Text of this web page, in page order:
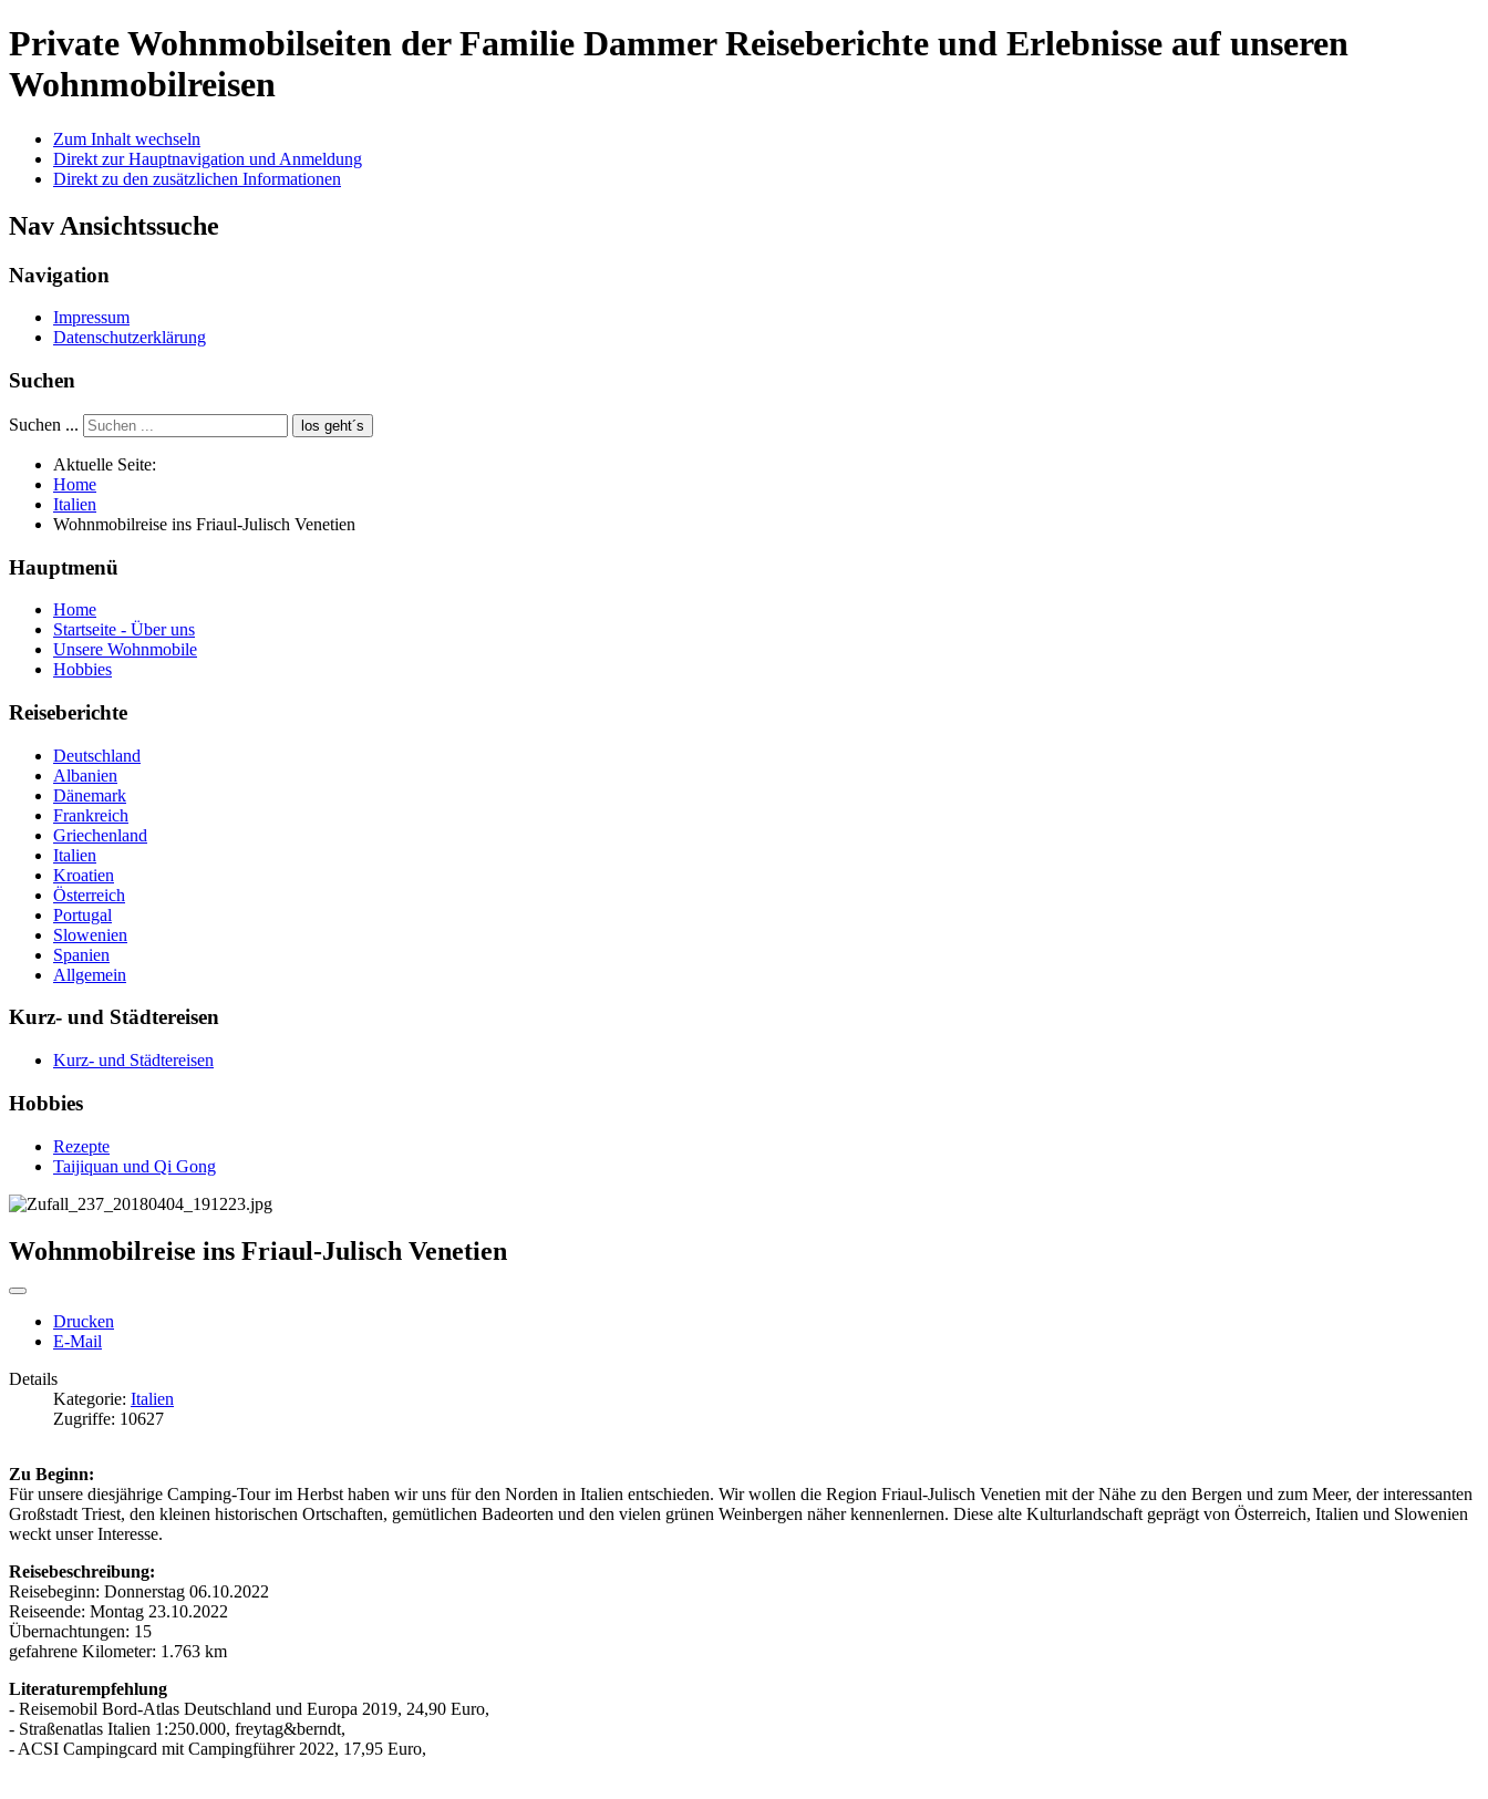
Private Wohnmobilseiten der Familie DammerReiseberichte und Erlebnisse auf unseren
Wohnmobilreisen
Zum Inhalt wechseln
Direkt zur Hauptnavigation und Anmeldung
Direkt zu den zusätzlichen Informationen
Nav Ansichtssuche
Navigation
Impressum
Datenschutzerklärung
Suchen
Suchen ... los geht´s
Aktuelle Seite:
Home
Italien
Wohnmobilreise ins Friaul-Julisch Venetien
Hauptmenü
Home
Startseite - Über uns
Unsere Wohnmobile
Hobbies
Reiseberichte
Deutschland
Albanien
Dänemark
Frankreich
Griechenland
Italien
Kroatien
Österreich
Portugal
Slowenien
Spanien
Allgemein
Kurz- und Städtereisen
Kurz- und Städtereisen
Hobbies
Rezepte
Taijiquan und Qi Gong
Wohnmobilreise ins Friaul-Julisch Venetien
Drucken
E-Mail
Details
Kategorie: Italien
Zugriffe: 10627
Zu Beginn:
Für unsere diesjährige Camping-Tour im Herbst haben wir uns für den Norden in Italien entschieden. Wir wollen die Region Friaul-Julisch Venetien mit der Nähe zu den Bergen und zum Meer, der interessanten
Großstadt Triest, den kleinen historischen Ortschaften, gemütlichen Badeorten und den vielen grünen Weinbergen näher kennenlernen. Diese alte Kulturlandschaft geprägt von Österreich, Italien und Slowenien
weckt unser Interesse.
Reisebeschreibung:
Reisebeginn: Donnerstag 06.10.2022
Reiseende: Montag 23.10.2022
Übernachtungen: 15
gefahrene Kilometer: 1.763 km
Literaturempfehlung
- Reisemobil Bord-Atlas Deutschland und Europa 2019, 24,90 Euro,
- Straßenatlas Italien 1:250.000, freytag&berndt,
- ACSI Campingcard mit Campingführer 2022, 17,95 Euro,